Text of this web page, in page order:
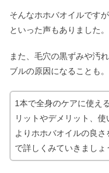
そんなホホバオイルです
といった声もありました。
また、毛穴の黒ずみや汚
ブルの原因になることも。
1本で全身のケアに使え
リットやデメリット、使
よりホホバオイルの良
で詳しくみていきましょ